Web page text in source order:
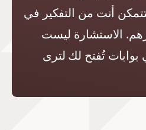
أنت من التفكير في
الاستشارة ليست
تُفتح لك لترى